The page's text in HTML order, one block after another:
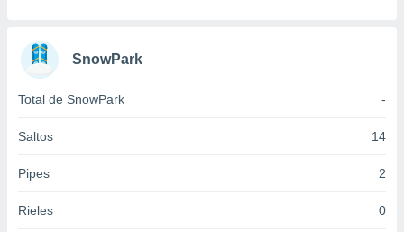
uso de
contenido
medir el
de
de
SnowPark
Total de SnowPark -
Saltos 14
Pipes 2
Rieles 0